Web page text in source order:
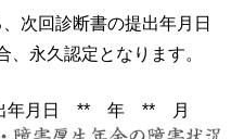
次回診断書の提出年月日
永久認定となります。
出年月日 ** 年 ** 月